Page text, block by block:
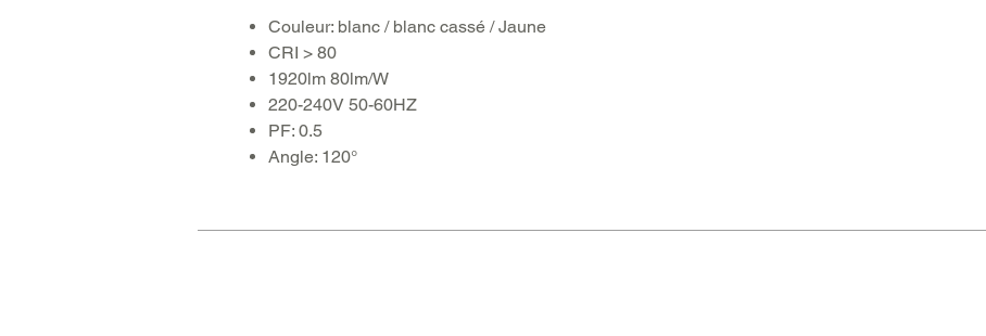
Couleur: blanc / blanc cassé / Jaune
CRI > 80
1920lm 80lm/W
220-240V 50-60HZ
PF: 0.5
Angle: 120°